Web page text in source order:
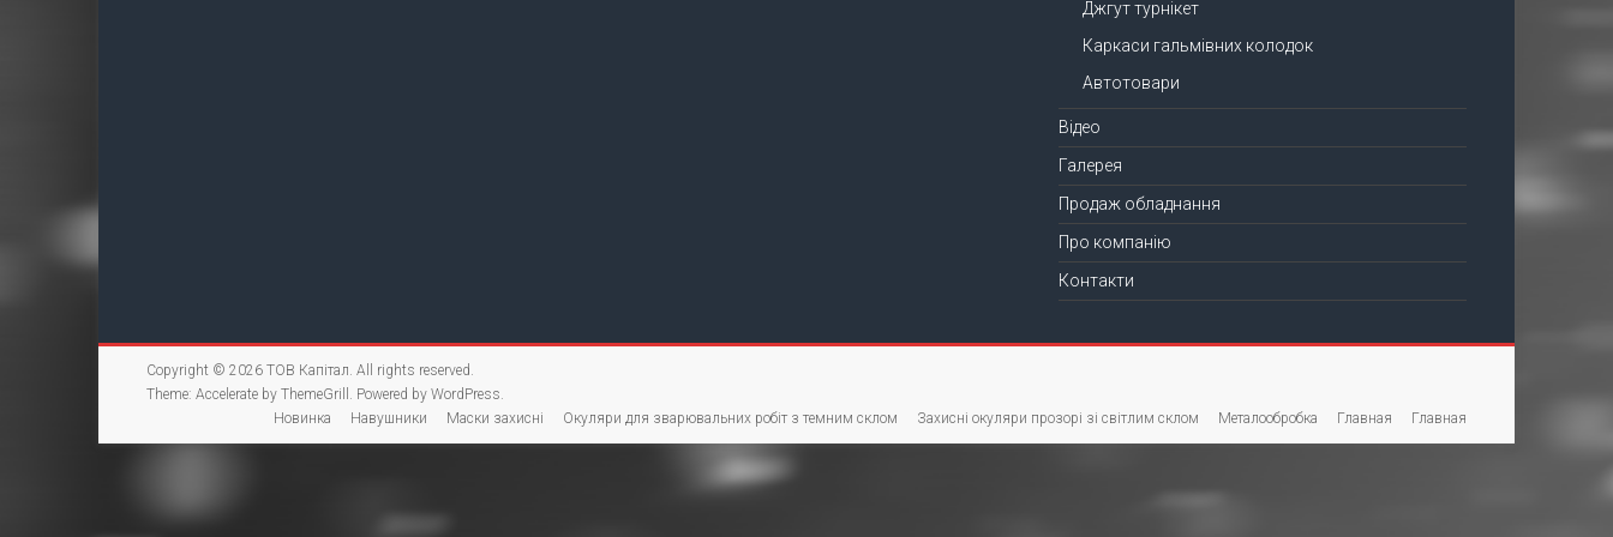
Джгут турнікет
Каркаси гальмівних колодок
Автотовари
Відео
Галерея
Продаж обладнання
Про компанію
Контакти
Copyright © 2026 ТОВ Капітал. All rights reserved.
Theme: Accelerate by ThemeGrill. Powered by WordPress.
Новинка
Навушники Маски захисні Окуляри для зварювальних робіт з темним склом Захисні окуляри прозорі зі світлим склом Металообробка Главная Главная